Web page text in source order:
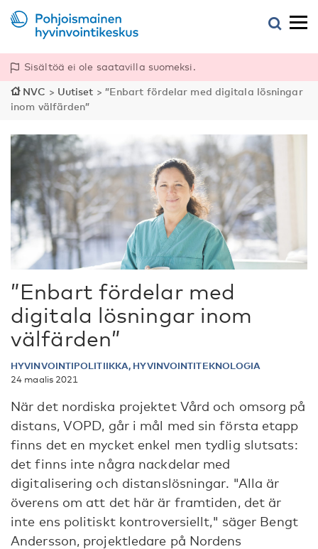
Sisältöä ei ole saatavilla suomeksi.
NVC > Uutiset > ”Enbart fördelar med digitala lösningar
inom välfärden”
”Enbart fördelar med
digitala lösningar inom
välfärden”
HYVINVOINTIPOLITIIKKA, HYVINVOINTITEKNOLOGIA
24 maalis 2021
När det nordiska projektet Vård och omsorg på
distans, VOPD, går i mål med sin första etapp
finns det en mycket enkel men tydlig slutsats:
det finns inte några nackdelar med
digitalisering och distanslösningar. "Alla är
överens om att det här är framtiden, det är
inte ens politiskt kontroversiellt," säger Bengt
Andersson, projektledare på Nordens